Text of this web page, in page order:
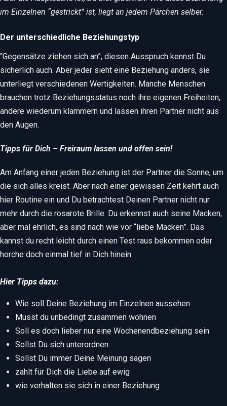
im Einzelnen “gestrickt” ist, liegt an jedem Pärchen selber.
Der unterschiedliche Beziehungstyp
“Gegensätze ziehen sich an”, diesen Ausspruch kennst Du
sicherlich auch. Aber jeder sieht eine Beziehung anders, sie
unterliegt verschiedenen Wertigkeiten. Manche Menschen
brauchen trotz Beziehungsstatus noch ihre eigenen Freiheiten,
andere wiederum klammern und lassen ihren Partner nicht aus
den Augen.
Tipps für Dich – Freiraum lassen und offen sein!
Am Anfang einer jeden Beziehung ist der Partner die Sonne, um
die sich alles kreist. Aber nach einer gewissen Zeit kehrt auch
hier Routine ein und Du betrachtest Deinen Partner nicht nur
mehr durch die rosarote Brille. Du erkennst auch seine Macken,
aber mal ehrlich, es sind nach wie vor “liebe Macken”. Das
kannst du recht leicht durch einen Test raus bekommen oder
horche doch einmal tief in Dich hinein.
Hier Tipps dazu:
Wie soll Deine Beziehung im Einzelnen aussehen
Musst du unbedingt zusammen wohnen
Soll es doch lieber nur eine Wochenendbeziehung sein
Sollst Du sich unterordnen
Sollst Du immer Deine Meinung sagen
zählt für Dich die Liebe auf ewig
wie verhalten sie sich in einer Beziehung